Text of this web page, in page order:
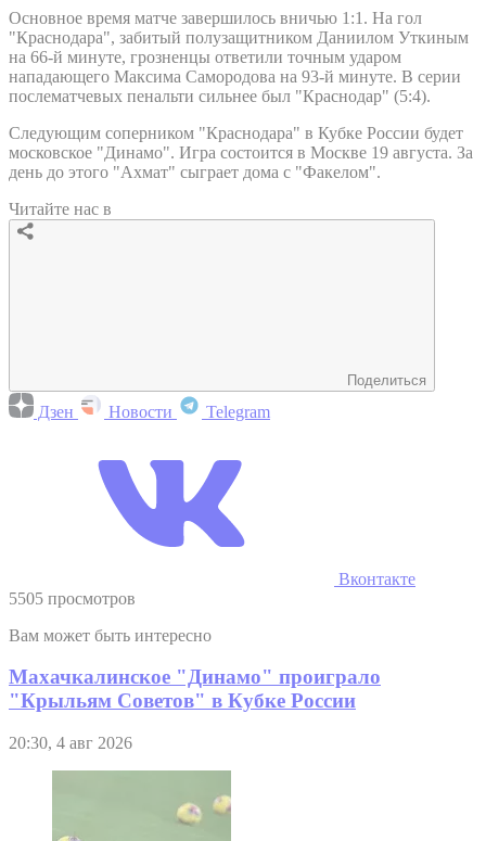
Основное время матче завершилось вничью 1:1. На гол
"Краснодара", забитый полузащитником Даниилом Уткиным
на 66-й минуте, грозненцы ответили точным ударом
нападающего Максима Самородова на 93-й минуте. В серии
послематчевых пенальти сильнее был "Краснодар" (5:4).
Следующим соперником "Краснодара" в Кубке России будет
московское "Динамо". Игра состоится в Москве 19 августа. За
день до этого "Ахмат" сыграет дома с "Факелом".
Читайте нас в
Поделиться
Дзен Новости Telegram
Вконтакте
5505 просмотров
Вам может быть интересно
Махачкалинское "Динамо" проиграло
"Крыльям Советов" в Кубке России
20:30, 4 авг 2026